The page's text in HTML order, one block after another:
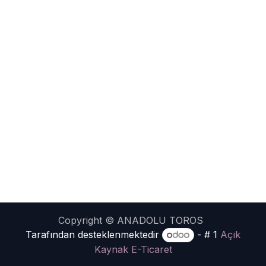
Copyright © ANADOLU TOROS
Tarafından desteklenmektedir
- # 1 Açık
Kaynak E-Ticaret